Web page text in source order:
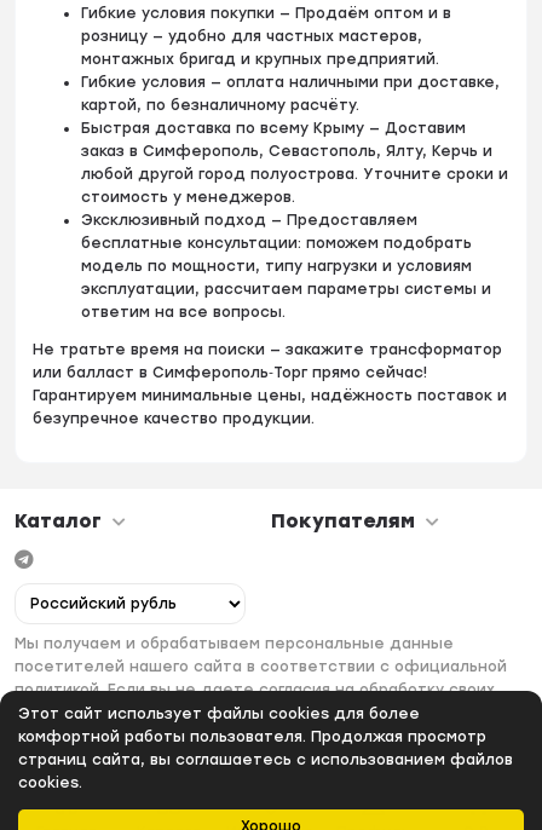
Хорошо
Этот сайт использует файлы cookies для более
комфортной работы пользователя. Продолжая просмотр
страниц сайта, вы соглашаетесь с использованием файлов
cookies.
Гибкие условия покупки — Продаём оптом и в
розницу — удобно для частных мастеров,
монтажных бригад и крупных предприятий.
Гибкие условия — оплата наличными при доставке,
картой, по безналичному расчёту.
Быстрая доставка по всему Крыму — Доставим
заказ в Симферополь, Севастополь, Ялту, Керчь и
любой другой город полуострова. Уточните сроки и
стоимость у менеджеров.
Эксклюзивный подход — Предоставляем
бесплатные консультации: поможем подобрать
модель по мощности, типу нагрузки и условиям
эксплуатации, рассчитаем параметры системы и
ответим на все вопросы.
Не тратьте время на поиски — закажите трансформатор
или балласт в Симферополь‑Торг прямо сейчас!
Гарантируем минимальные цены, надёжность поставок и
безупречное качество продукции.
Каталог Покупателям
Мы получаем и обрабатываем персональные данные
посетителей нашего сайта в соответствии с официальной
политикой. Если вы не даете согласия на обработку своих
персональных данных, вам необходимо покинуть наш сайт.